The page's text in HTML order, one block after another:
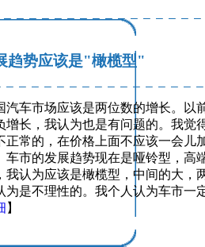
趋势应该是"橄榄型"
汽车市场应该是两位数的增长。以
增长，我认为也是有问题的。我觉
正常的，在价格上面不应该一会儿
车市的发展趋势现在是哑铃型，高
我认为应该是橄榄型，中间的大，
为是不理性的。我个人认为车市一
】